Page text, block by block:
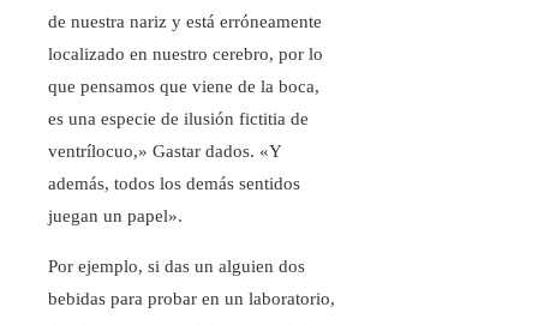
de nuestra nariz y está erróneamente
localizado en nuestro cerebro, por lo
que pensamos que viene de la boca,
es una especie de ilusión fictitia de
ventrílocuo,» Gastar dados. «Y
además, todos los demás sentidos
juegan un papel».
Por ejemplo, si das un alguien dos
bebidas para probar en un laboratorio,